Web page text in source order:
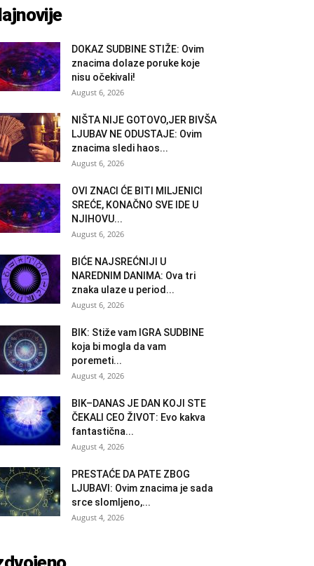
DOKAZ SUDBINE STIŽE: Ovim
znacima dolaze poruke koje
nisu očekivali!
August 6, 2026
NIŠTA NIJE GOTOVO,JER BIVŠA
LJUBAV NE ODUSTAJE: Ovim
znacima sledi haos...
August 6, 2026
OVI ZNACI ĆE BITI MILJENICI
SREĆE, KONAČNO SVE IDE U
NJIHOVU...
August 6, 2026
BIĆE NAJSREĆNIJI U
NAREDNIM DANIMA: Ova tri
znaka ulaze u period...
August 6, 2026
BIK: Stiže vam IGRA SUDBINE
koja bi mogla da vam
poremeti...
August 4, 2026
BIK–DANAS JE DAN KOJI STE
ČEKALI CEO ŽIVOT: Evo kakva
fantastična...
August 4, 2026
PRESTAĆE DA PATE ZBOG
LJUBAVI: Ovim znacima je sada
srce slomljeno,...
August 4, 2026